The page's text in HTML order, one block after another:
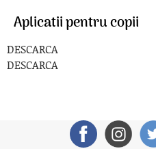
Aplicatii pentru copii
DESCARCA
DESCARCA